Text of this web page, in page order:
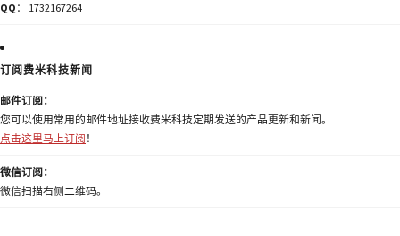
QQ ： 1732167264
订阅费米科技新闻
邮件订阅：
您可以使用常用的邮件地址接收费米科技定期发送的产品更新和新闻。
点击这里马上订阅 ！
微信订阅：
微信扫描右侧二维码。